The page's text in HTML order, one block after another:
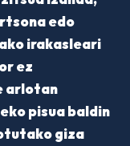
edo
irakasleari
ez
arlotan
pisua baldin
giza